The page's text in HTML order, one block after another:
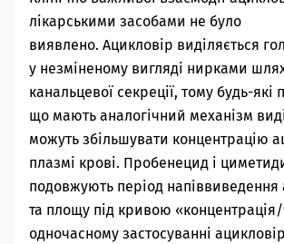
лікарськими засобами не було
виявлено. Ацикловір виділяється
у незміненому вигляді нирками
канальцевої секреції, тому будь-які
що мають аналогічний механізм
можуть збільшувати концентрацію
плазмі крові. Пробенецид і
подовжують період напіввиведення
та площу під кривою
одночасному застосуванні